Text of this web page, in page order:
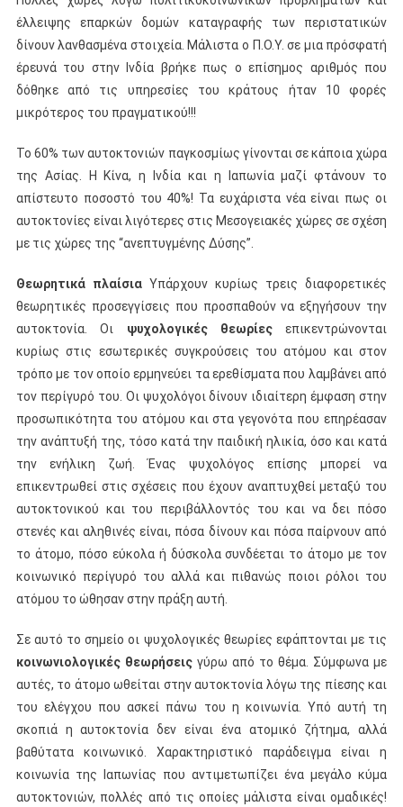
έλλειψης επαρκών δομών καταγραφής των περιστατικών
δίνουν λανθασμένα στοιχεία. Μάλιστα ο Π.Ο.Υ. σε μια πρόσφατή
έρευνά του στην Ινδία βρήκε πως ο επίσημος αριθμός που
δόθηκε από τις υπηρεσίες του κράτους ήταν 10 φορές
μικρότερος του πραγματικού!!!
Το 60% των αυτοκτονιών παγκοσμίως γίνονται σε κάποια χώρα
της Ασίας. Η Κίνα, η Ινδία και η Ιαπωνία μαζί φτάνουν το
απίστευτο ποσοστό του 40%! Τα ευχάριστα νέα είναι πως οι
αυτοκτονίες είναι λιγότερες στις Μεσογειακές χώρες σε σχέση
με τις χώρες της “ανεπτυγμένης Δύσης”.
Θεωρητικά πλαίσιαΥπάρχουν κυρίως τρεις διαφορετικές
θεωρητικές προσεγγίσεις που προσπαθούν να εξηγήσουν την
αυτοκτονία. Οι ψυχολογικές θεωρίεςεπικεντρώνονται
κυρίως στις εσωτερικές συγκρούσεις του ατόμου και στον
τρόπο με τον οποίο ερμηνεύει τα ερεθίσματα που λαμβάνει από
τον περίγυρό του. Οι ψυχολόγοι δίνουν ιδιαίτερη έμφαση στην
προσωπικότητα του ατόμου και στα γεγονότα που επηρέασαν
την ανάπτυξή της, τόσο κατά την παιδική ηλικία, όσο και κατά
την ενήλικη ζωή. Ένας ψυχολόγος επίσης μπορεί να
επικεντρωθεί στις σχέσεις που έχουν αναπτυχθεί μεταξύ του
αυτοκτονικού και του περιβάλλοντός του και να δει πόσο
στενές και αληθινές είναι, πόσα δίνουν και πόσα παίρνουν από
το άτομο, πόσο εύκολα ή δύσκολα συνδέεται το άτομο με τον
κοινωνικό περίγυρό του αλλά και πιθανώς ποιοι ρόλοι του
ατόμου το ώθησαν στην πράξη αυτή.
Σε αυτό το σημείο οι ψυχολογικές θεωρίες εφάπτονται με τις
κοινωνιολογικές θεωρήσειςγύρω από το θέμα. Σύμφωνα με
αυτές, το άτομο ωθείται στην αυτοκτονία λόγω της πίεσης και
του ελέγχου που ασκεί πάνω του η κοινωνία. Υπό αυτή τη
σκοπιά η αυτοκτονία δεν είναι ένα ατομικό ζήτημα, αλλά
βαθύτατα κοινωνικό. Χαρακτηριστικό παράδειγμα είναι η
κοινωνία της Ιαπωνίας που αντιμετωπίζει ένα μεγάλο κύμα
αυτοκτονιών, πολλές από τις οποίες μάλιστα είναι ομαδικές!